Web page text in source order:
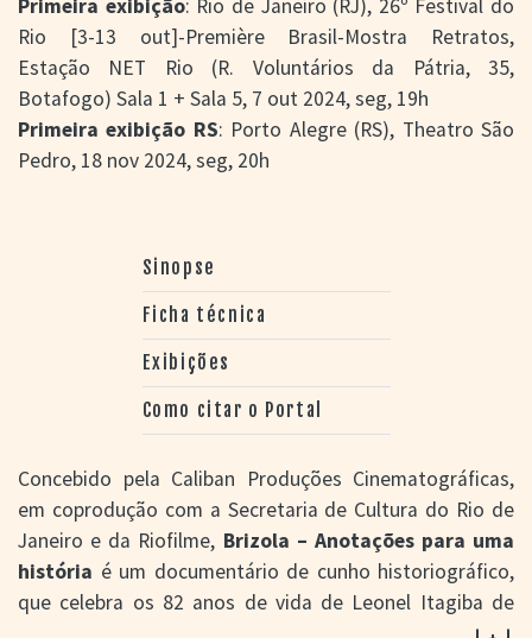
Primeira exibição: Rio de Janeiro (RJ), 26º Festival do
Rio [3-13 out]-Première Brasil-Mostra Retratos,
Estação NET Rio (R. Voluntários da Pátria, 35,
Botafogo) Sala 1 + Sala 5, 7 out 2024, seg, 19h
Primeira exibição RS: Porto Alegre (RS), Theatro São
Pedro, 18 nov 2024, seg, 20h
Sinopse
Ficha técnica
Exibições
Como citar o Portal
Concebido pela Caliban Produções Cinematográficas,
em coprodução com a Secretaria de Cultura do Rio de
Janeiro e da Riofilme, Brizola – Anotações para uma
história é um documentário de cunho historiográfico,
que celebra os 82 anos de vida de Leonel Itagiba de